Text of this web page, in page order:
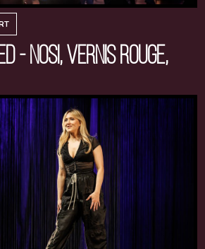
- NOSI, VERNIS ROUGE,